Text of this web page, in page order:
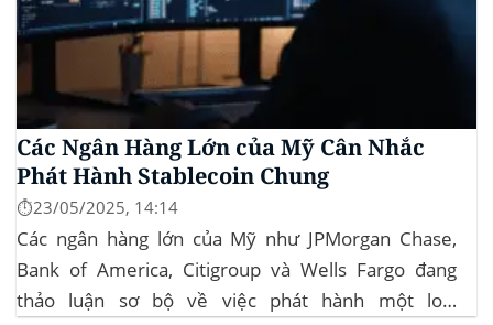
Các Ngân Hàng Lớn của Mỹ Cân Nhắc
Phát Hành Stablecoin Chung
⏱️23/05/2025, 14:14
Các ngân hàng lớn của Mỹ như JPMorgan Chase,
Bank of America, Citigroup và Wells Fargo đang
thảo luận sơ bộ về việc phát hành một loại